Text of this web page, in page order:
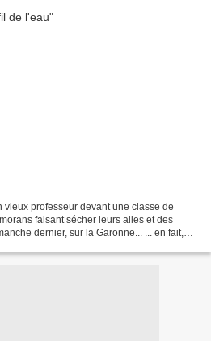
professeur devant une classe de
faisant sécher leurs ailes et des
dernier, sur la Garonne... ... en fait,